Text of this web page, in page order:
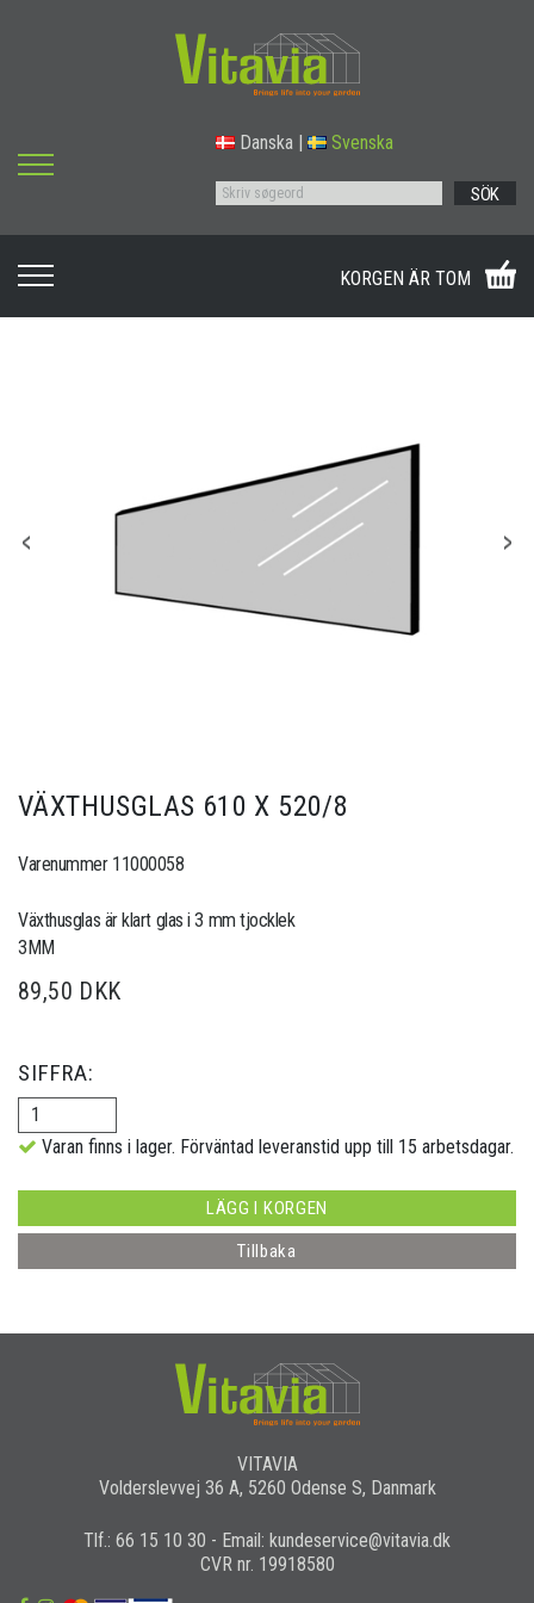
Danska Svenska
SÖK
KORGEN ÄR TOM
VÄXTHUSGLAS 610 X 520/8
Varenummer 11000058
Växthusglas är klart glas i 3 mm tjocklek
3MM
89,50 DKK
SIFFRA:
Varan finns i lager. Förväntad leveranstid upp till 15 arbetsdagar.
LÄGG I KORGEN
Tillbaka
VITAVIA
Volderslevvej 36 A, 5260 Odense S, Danmark
Tlf.: 66 15 10 30 - Email: kundeservice@vitavia.dk
CVR nr. 19918580